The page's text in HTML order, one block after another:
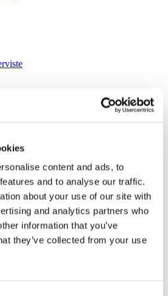
content and ads, to
and to analyse our traffic.
about your use of our site with
and analytics partners who
information that you’ve
they’ve collected from your use
trattativa rinnovo per